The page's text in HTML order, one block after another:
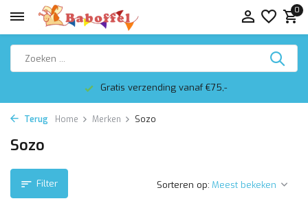
0
Gratis verzending vanaf €75,-
Terug Home Merken Sozo
Sozo
Filter Sorteren op: